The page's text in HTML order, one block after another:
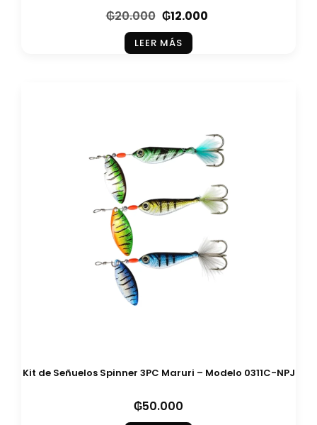
₲20.000 ₲12.000
LEER MÁS
Kit de Señuelos Spinner 3PC Maruri – Modelo 0311C-NPJ
₲50.000